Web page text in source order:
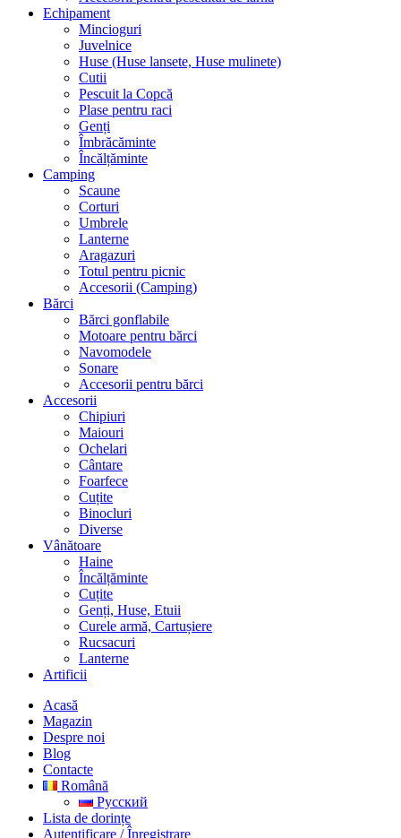
Echipament
Mincioguri
Juvelnice
Huse (Huse lansete, Huse mulinete)
Cutii
Pescuit la Copcă
Plase pentru raci
Genți
Îmbrăcăminte
Încălțăminte
Camping
Scaune
Corturi
Umbrele
Lanterne
Aragazuri
Totul pentru picnic
Accesorii (Camping)
Bărci
Bărci gonflabile
Motoare pentru bărci
Navomodele
Sonare
Accesorii pentru bărci
Accesorii
Chipiuri
Maiouri
Ochelari
Cântare
Foarfece
Cuțite
Binocluri
Diverse
Vânătoare
Haine
Încălțăminte
Cuțite
Genți, Huse, Etuii
Curele armă, Cartușiere
Rucsacuri
Lanterne
Artificii
Acasă
Magazin
Despre noi
Blog
Contacte
Română
Русский
Lista de dorințe
Autentificare / Înregistrare